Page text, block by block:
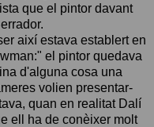
que el pintor davant
així estava establert en
el pintor quedava
d'alguna cosa una
volien presentar-
quan en realitat Dalí
ell ha de conèixer molt